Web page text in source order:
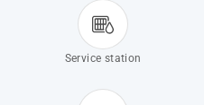
Service station